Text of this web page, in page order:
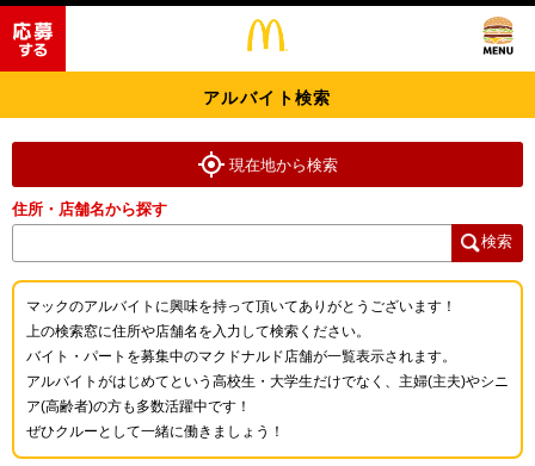
アルバイト検索
現在地から検索
住所・店舗名から探す
検索
マックのアルバイトに興味を持って頂いてありがとうございます！
上の検索窓に住所や店舗名を入力して検索ください。
バイト・パートを募集中のマクドナルド店舗が一覧表示されます。
アルバイトがはじめてという高校生・大学生だけでなく、主婦(主夫)やシニ
ア(高齢者)の方も多数活躍中です！
ぜひクルーとして一緒に働きましょう！